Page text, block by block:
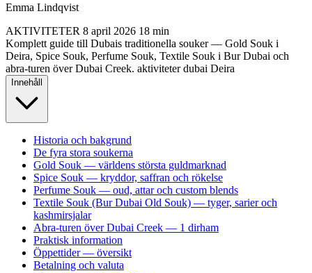
Emma Lindqvist
AKTIVITETER 8 april 2026 18 min
Komplett guide till Dubais traditionella souker — Gold Souk i
Deira, Spice Souk, Perfume Souk, Textile Souk i Bur Dubai och
abra-turen över Dubai Creek. aktiviteter dubai Deira
Innehåll
Historia och bakgrund
De fyra stora soukerna
Gold Souk — världens största guldmarknad
Spice Souk — kryddor, saffran och rökelse
Perfume Souk — oud, attar och custom blends
Textile Souk (Bur Dubai Old Souk) — tyger, sarier och
kashmir­sjalar
Abra-turen över Dubai Creek — 1 dirham
Praktisk information
Öppettider — översikt
Betalning och valuta